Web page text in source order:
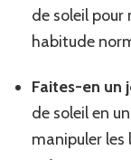
de soleil pour
habitude
Faites-en un
de soleil en
manipuler les